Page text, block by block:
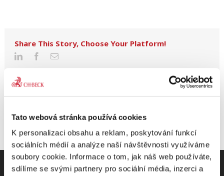
Tato webová stránka používá cookies
K personalizaci obsahu a reklam, poskytování funkcí
sociálních médií a analýze naší návštěvnosti využíváme
soubory cookie. Informace o tom, jak náš web používáte,
sdílíme se svými partnery pro sociální média, inzerci a
Share This Story, Choose Your Platform!